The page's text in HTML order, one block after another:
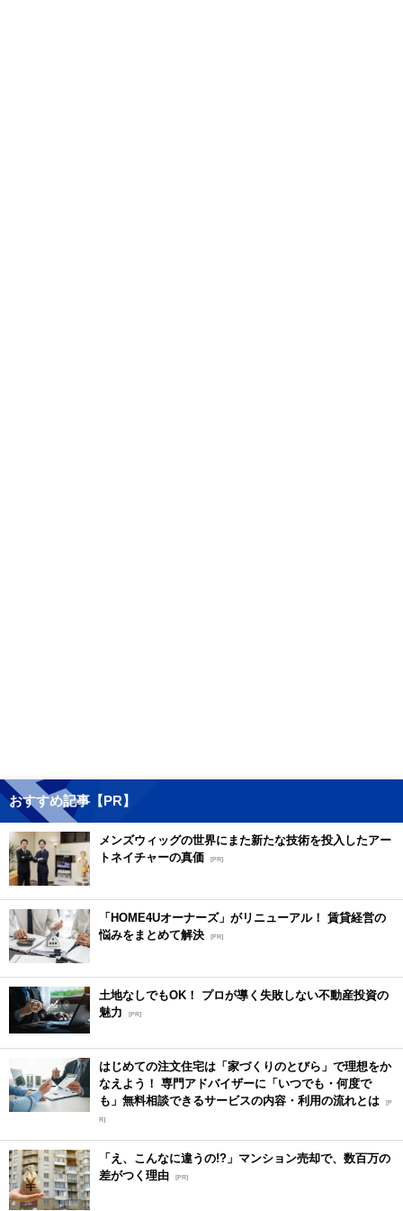
おすすめ記事【PR】
メンズウィッグの世界にまた新たな技術を投入したアー
トネイチャーの真価 [PR]
「HOME4Uオーナーズ」がリニューアル！ 賃貸経営の
悩みをまとめて解決 [PR]
土地なしでもOK！ プロが導く失敗しない不動産投資の
魅力
[PR]
はじめての注文住宅は「家づくりのとびら」で理想をか
なえよう！ 専門アドバイザーに「いつでも・何度で
も」無料相談できるサービスの内容・利用の流れとは [P
R]
「え、こんなに違うの!?」マンション売却で、数百万の
差がつく理由 [PR]